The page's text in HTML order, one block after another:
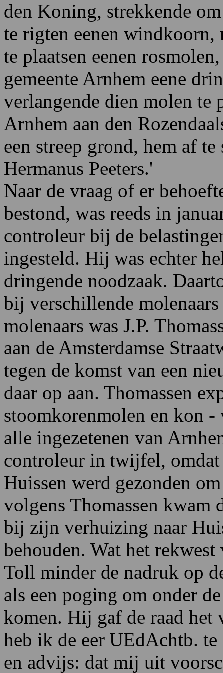
den Koning, strekkende
te rigten eenen windkoorn,
te plaatsen eenen
gemeente Arnhem eene
verlangende dien molen te
Arnhem aan den
een streep grond, hem af
Hermanus Peeters.'
Naar de vraag of er
bestond, was reeds in
controleur bij de
ingesteld. Hij was echter
dringende noodzaak.
bij verschillende
molenaars was J.P.
aan de Amsterdamse
tegen de komst van een
daar op aan. Thomassen
stoomkorenmolen en kon -
alle ingezetenen van
controleur in twijfel,
Huissen werd gezonden
volgens Thomassen kwam
bij zijn verhuizing naar
behouden. Wat het
Toll minder de nadruk op
als een poging om onder
komen. Hij gaf de raad het
heb ik de eer UEdAchtb.
en advijs: dat mij uit